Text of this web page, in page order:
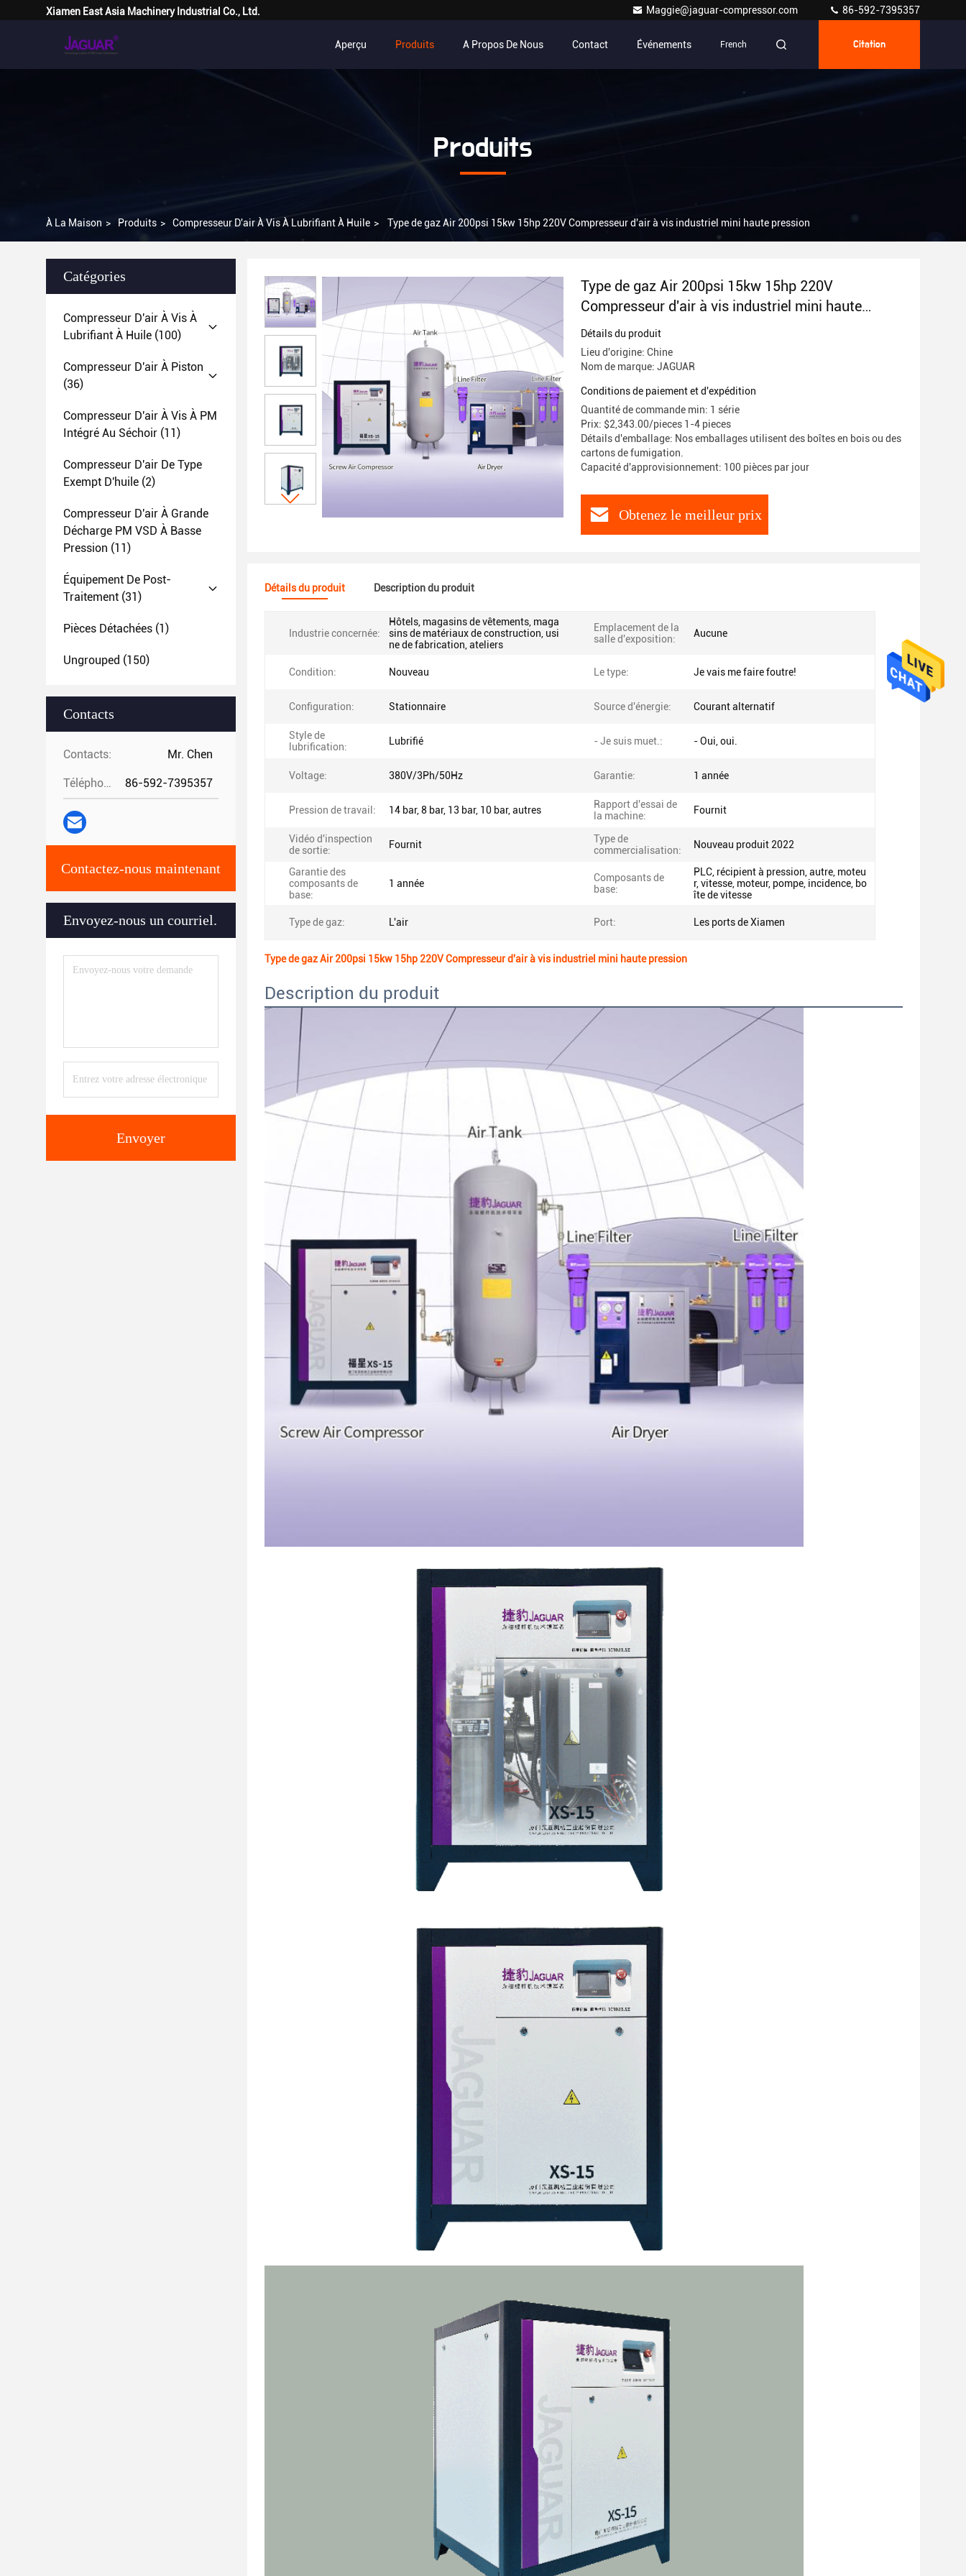
Xiamen East Asia Machinery Industrial Co., Ltd. Maggie@jaguar-compressor.com 86-592-7395357
Aperçu Produits A Propos De Nous Contact Événements French Citation
Produits
À La Maison > Produits > Compresseur D'air À Vis À Lubrifiant À Huile > Type de gaz Air 200psi 15kw 15hp 220V Compresseur d'air à vis industriel mini haute pression
Catégories
Compresseur D'air À Vis À
Lubrifiant À Huile (100)
Compresseur D'air À Piston
(36)
Compresseur D'air À Vis À PM
Intégré Au Séchoir (11)
Compresseur D'air De Type
Exempt D'huile (2)
Compresseur D'air À Grande
Décharge PM VSD À Basse
Pression (11)
Équipement De Post-
Traitement (31)
Pièces Détachées (1)
Ungrouped (150)
Contacts
Contacts: Mr. Chen
Téléphone: 86-592-7395357
Contactez-nous maintenant
Envoyez-nous un courriel.
Envoyer
Type de gaz Air 200psi 15kw 15hp 220V
Compresseur d'air à vis industriel mini haute
pression
Détails du produit
Lieu d'origine: Chine
Nom de marque: JAGUAR
Conditions de paiement et d'expédition
Quantité de commande min: 1 série
Prix: $2,343.00/pieces 1-4 pieces
Détails d'emballage: Nos emballages utilisent des boîtes en bois ou des
cartons de fumigation.
Capacité d'approvisionnement: 100 pièces par jour
Obtenez le meilleur prix
Détails du produit Description du produit
Industrie concernée:
Hôtels, magasins de vêtements, maga
sins de matériaux de construction, usi
ne de fabrication, ateliers
Emplacement de la
salle d'exposition:
Aucune
Condition: Nouveau Le type: Je vais me faire foutre!
Configuration: Stationnaire Source d'énergie: Courant alternatif
Style de
lubrification:
Lubrifié - Je suis muet.: - Oui, oui.
Voltage: 380V/3Ph/50Hz Garantie: 1 année
Pression de travail: 14 bar, 8 bar, 13 bar, 10 bar, autres
Rapport d'essai de
la machine:
Fournit
Vidéo d'inspection
de sortie:
Fournit
Type de
commercialisation:
Nouveau produit 2022
Garantie des
composants de
base:
1 année
Composants de
base:
PLC, récipient à pression, autre, moteu
r, vitesse, moteur, pompe, incidence, bo
îte de vitesse
Type de gaz: L'air Port: Les ports de Xiamen
Type de gaz Air 200psi 15kw 15hp 220V Compresseur d'air à vis industriel mini haute pression
Description du produit